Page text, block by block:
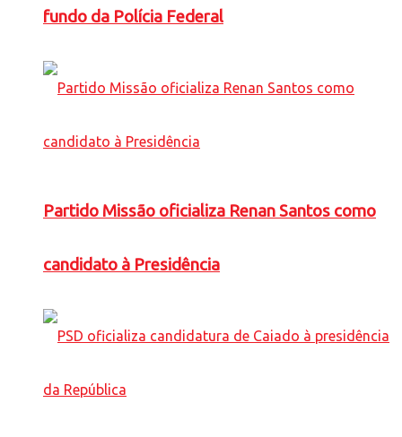
fundo da Polícia Federal
Partido Missão oficializa Renan Santos como
candidato à Presidência